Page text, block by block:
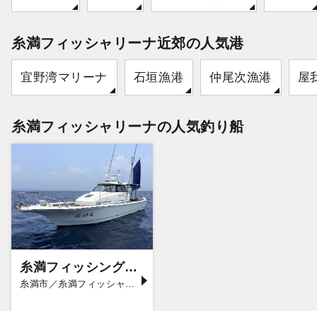
糸満フィッシャリーナ近郊の人気港
宜野湾マリーナ 石垣漁港 仲尾次漁港 屋
糸満フィッシャリーナの人気釣り船
糸満フィッシングガイド 龍神丸